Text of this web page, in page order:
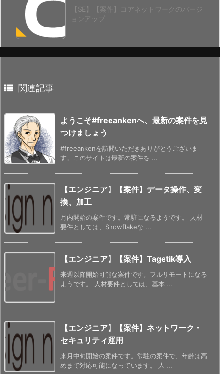
【SE】【案件】コアネットワークのバージ
ョンアップ
 関連記事
ようこそ#freeankenへ、最新の案件を見
つけましょう
#freeankenを訪問いただきありがとうございま
す。このサイトは最新の案件を ...
【エンジニア】【案件】データ操作、変
換、加工
月内開始の案件です。常駐になるようです。 人材
要件としては、Snowflakeな ...
【エンジニア】【案件】Tagetik導入
来週以降開始可能な案件です。フルリモートになる
ようです。 人材要件としては、基本 ...
【エンジニア】【案件】ネットワーク・
セキュリティ運用
来月中旬開始の案件です。常駐の案件で、年齢は高
めまで対応可能になっています。 人 ...